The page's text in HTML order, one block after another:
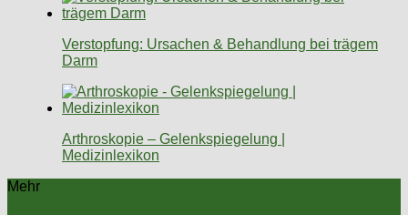
Verstopfung: Ursachen & Behandlung bei trägem
Darm
Arthroskopie – Gelenkspiegelung |
Medizinlexikon
Mehr